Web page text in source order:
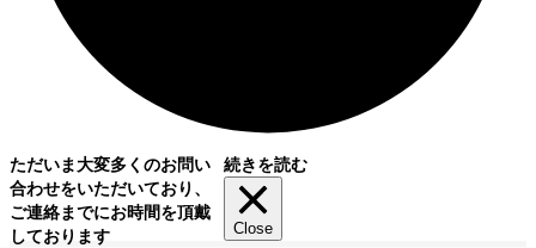
ただいま大変多くのお問い
合わせをいただいており、
ご連絡までにお時間を頂戴
しております
続きを読む
Close